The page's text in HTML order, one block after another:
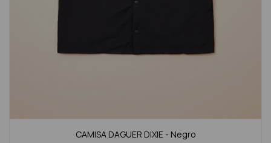
CAMISA DAGUER DIXIE - Negro